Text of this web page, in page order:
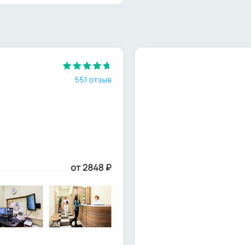
551 отзыв
от 2848₽